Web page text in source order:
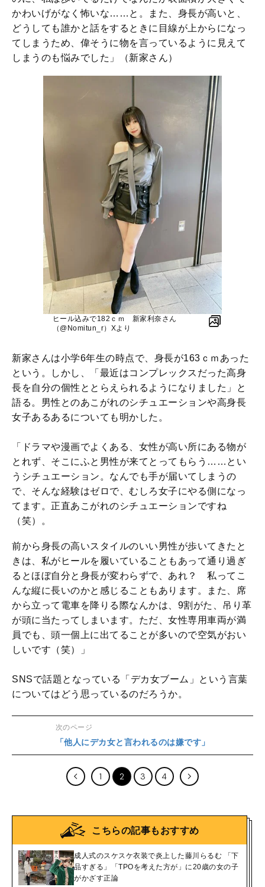
かわいげがなく怖いな……と。また、身長が高いと、
どうしても誰かと話をするときに目線が上からになっ
てしまうため、偉そうに物を言っているように見えて
しまうのも悩みでした」（新家さん）
ヒール込みで182ｃｍ 新家利奈さん
（@Nomitun_r）Xより
新家さんは小学6年生の時点で、身長が163ｃｍあった
という。しかし、「最近はコンプレックスだった高身
長を自分の個性ととらえられるようになりました」と
語る。男性とのあこがれのシチュエーションや高身長
女子あるあるについても明かした。
「ドラマや漫画でよくある、女性が高い所にある物が
とれず、そこにふと男性が来てとってもらう……とい
うシチュエーション。なんでも手が届いてしまうの
で、そんな経験はゼロで、むしろ女子にやる側になっ
てます。正直あこがれのシチュエーションですね
（笑）。
前から身長の高いスタイルのいい男性が歩いてきたと
きは、私がヒールを履いていることもあって通り過ぎ
るとほぼ自分と身長が変わらずで、あれ？ 私ってこ
んな縦に長いのかと感じることもあります。また、席
から立って電車を降りる際なんかは、9割がた、吊り革
が頭に当たってしまいます。ただ、女性専用車両が満
員でも、頭一個上に出てることが多いので空気がおい
しいです（笑）」
SNSで話題となっている「デカ女ブーム」という言葉
についてはどう思っているのだろうか。
次のページ
「他人にデカ女と言われるのは嫌です」
1 2 3 4
こちらの記事もおすすめ
成人式のスケスケ衣装で炎上した藤川らるむ 「下
品すぎる」「TPOを考えた方が」に20歳の女の子
がかざす正論